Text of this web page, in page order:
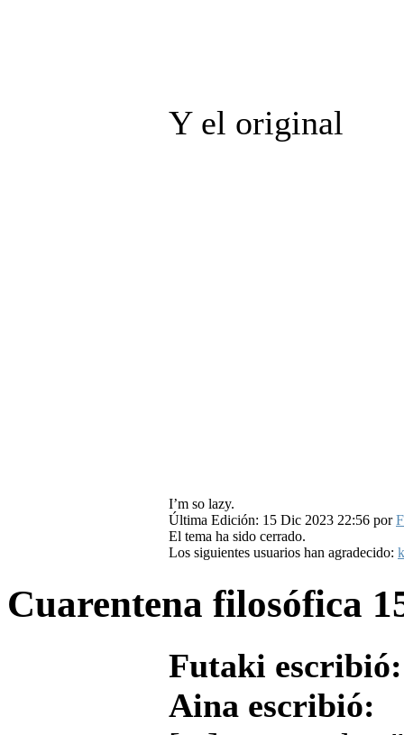
Y el original
I’m so lazy.
Última Edición: 15 Dic 2023 22:56 por
El tema ha sido cerrado.
Los siguientes usuarios han agradecido:
Cuarentena filosófica
Futaki escribió:
Aina escribió: